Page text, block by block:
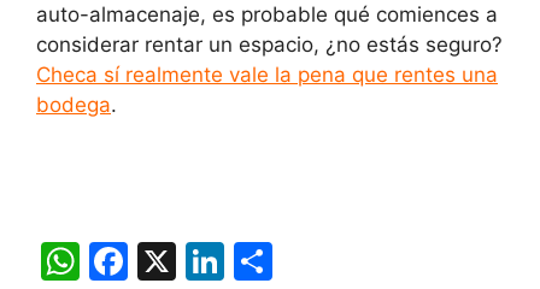
auto-almacenaje, es probable qué comiences a
considerar rentar un espacio, ¿no estás seguro?
Checa sí realmente vale la pena que rentes una
bodega.
W F
X
Li